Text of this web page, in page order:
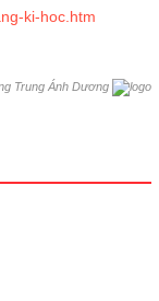
ki-hoc.htm
Trung Ánh Dương